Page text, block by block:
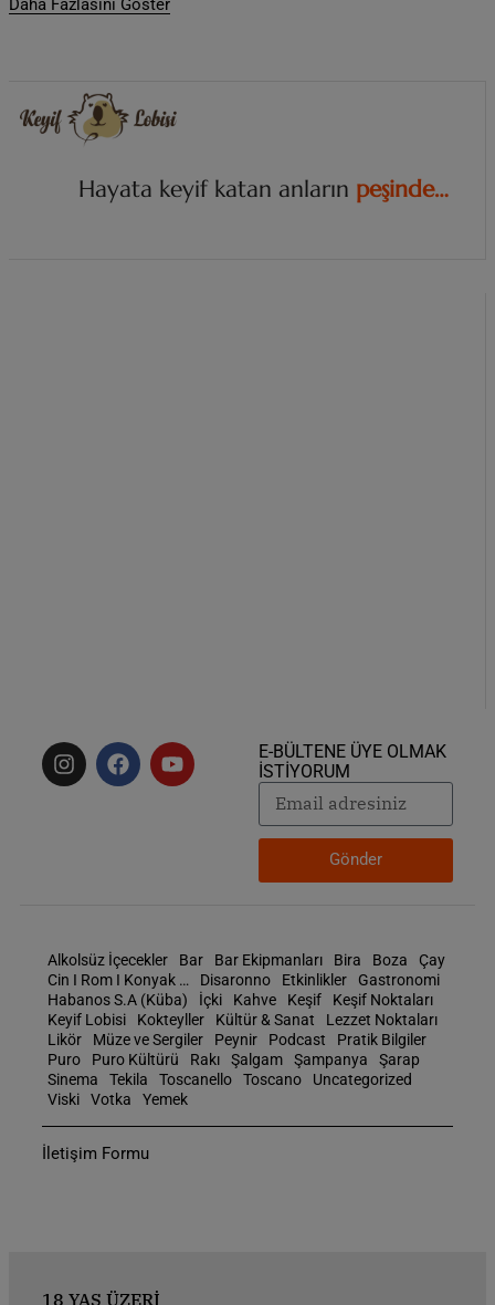
Daha Fazlasını Göster
Hayata keyif katan anların
E-BÜLTENE ÜYE OLMAK
İSTİYORUM
Gönder
Alkolsüz İçecekler Bar Bar Ekipmanları Bira Boza
Çay
Cin I Rom I Konyak …
Disaronno Etkinlikler
Gastronomi
Habanos S.A (Küba)
İçki Kahve Keşif
Keşif Noktaları
Keyif Lobisi
Kokteyller Kültür & Sanat
Lezzet Noktaları
Likör
Müze ve Sergiler Peynir Podcast
Pratik Bilgiler
Puro
Puro Kültürü Rakı Şalgam Şampanya
Şarap
Sinema
Tekila Toscanello Toscano
Uncategorized
Viski
Votka Yemek
İletişim Formu
18 YAŞ ÜZERİ